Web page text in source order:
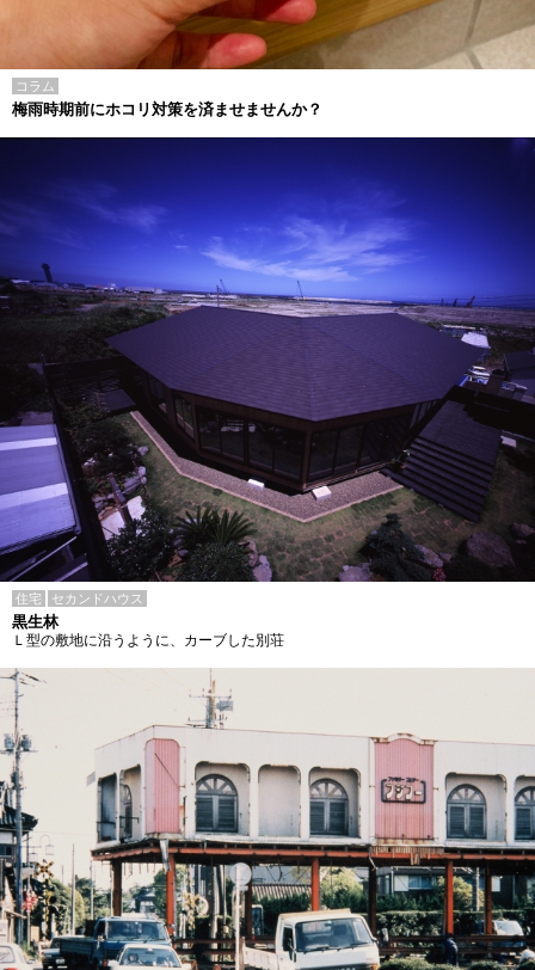
コラム
梅雨時期前にホコリ対策を済ませませんか？
住宅 セカンドハウス
黒生林
Ｌ型の敷地に沿うように、カーブした別荘